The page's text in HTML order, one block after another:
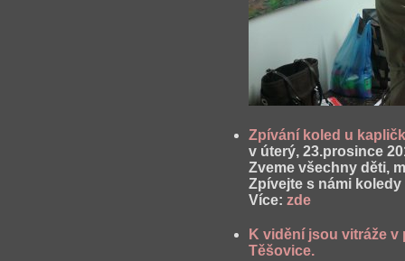
Zpívání koled u
v úterý, 23.prosince
Zveme všechny děti,
Zpívejte s námi
Více: zde
K vidění jsou vitráže
Těšovice.